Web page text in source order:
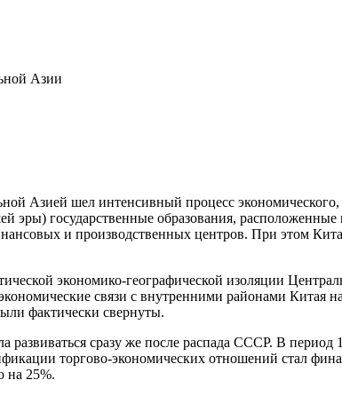
Азии
Азией шел интенсивный процесс экономического,
эры) государственные образования,
и производственных центров. При этом
экономико-географической изоляции
связи с внутренними районами Китая
фактически свернуты.
сразу же после распада СССР. В период
торгово-экономических отношений стал
на 25%.